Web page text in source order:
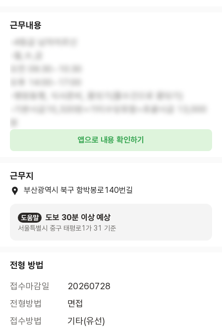
근무내용
앱으로 내용 확인하기
근무지
부산광역시 북구 함박봉로140번길
도움말 도보 30분 이상 예상
서울특별시 중구 태평로1가 31 기준
전형 방법
접수마감일
20260728
전형방법
면접
접수방법
기타(유선)